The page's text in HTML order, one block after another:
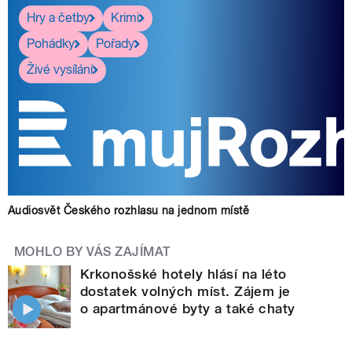
Hry a četby
Krimi
Pohádky
Pořady
Živé vysílání
Audiosvět Českého rozhlasu na jednom místě
MOHLO BY VÁS ZAJÍMAT
Krkonošské hotely hlásí na léto
dostatek volných míst. Zájem je
o apartmánové byty a také chaty